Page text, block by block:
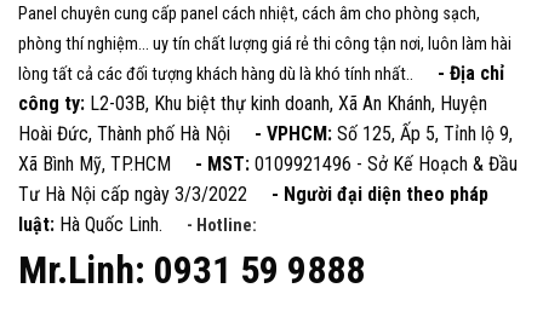
Panel chuyên cung cấp panel cách nhiệt, cách âm cho phòng sạch,
phòng thí nghiệm... uy tín chất lượng giá rẻ thi công tận nơi, luôn làm hài
lòng tất cả các đối tượng khách hàng dù là khó tính nhất..
- Địa chỉ
công ty: L2-03B, Khu biệt thự kinh doanh, Xã An Khánh, Huyện
Hoài Đức, Thành phố Hà Nội - VPHCM: Số 125, Ấp 5, Tỉnh lộ 9,
Xã Bình Mỹ, TP.HCM - MST: 0109921496 - Sở Kế Hoạch & Đầu
Tư Hà Nội cấp ngày 3/3/2022 - Người đại diện theo pháp
luật: Hà Quốc Linh. - Hotline:
Mr.Linh: 0931 59 9888